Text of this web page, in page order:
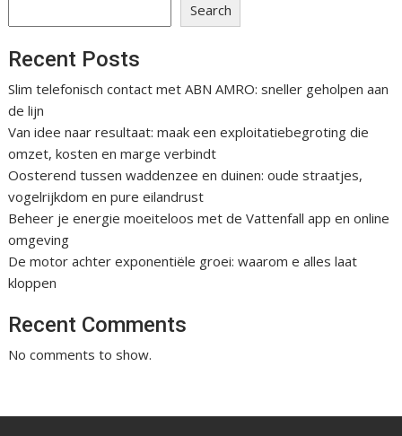
Search
Recent Posts
Slim telefonisch contact met ABN AMRO: sneller geholpen aan
de lijn
Van idee naar resultaat: maak een exploitatiebegroting die
omzet, kosten en marge verbindt
Oosterend tussen waddenzee en duinen: oude straatjes,
vogelrijkdom en pure eilandrust
Beheer je energie moeiteloos met de Vattenfall app en online
omgeving
De motor achter exponentiële groei: waarom e alles laat
kloppen
Recent Comments
No comments to show.